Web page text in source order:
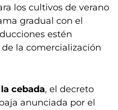
los cultivos de verano
gradual con el
estén
la comercialización
cebada, el decreto
anunciada por el